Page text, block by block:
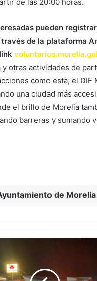
pueden
de la plataforma
otras actividades de
como esta, el DIF
una ciudad más
el brillo de Morelia
barreras y sumando
de Morelia